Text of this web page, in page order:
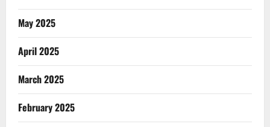
May 2025
April 2025
March 2025
February 2025